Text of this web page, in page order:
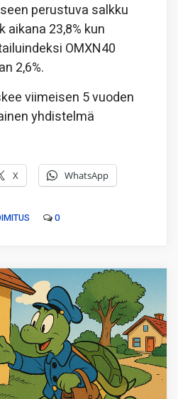
perustuva salkku
23,8% kun
OMXN40
2,6%.
viimeisen 5 vuoden
yhdistelmä
X WhatsApp
0